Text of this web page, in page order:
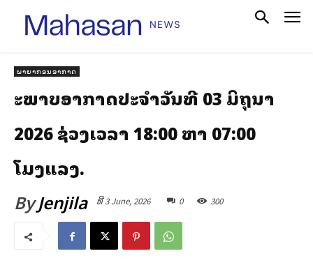
ພາຍາກອນອາກາດ
ສະພາບອາກາດປະຈໍາວັນທີ 03 ມິຖຸນາ
2026 ຊ່ວງເວລາ 18:00 ຫາ 07:00
ໂມງແລງ.
ByJenjila ທີ 3 June, 2026 0 300